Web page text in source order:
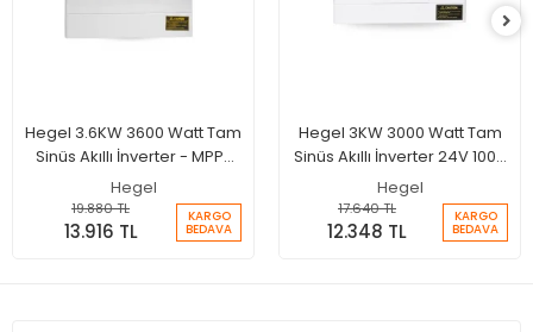
Hegel 3.6KW 3600 Watt Tam
Sinüs Akıllı İnverter - MPPT
24 Volt 100A Şarjlı İnverter
Hegel
19.880 TL
13.916 TL
KARGO
BEDAVA
Hegel 3KW 3000 Watt Tam
Sinüs Akıllı İnverter 24V 100A
MPPT Şarjlı İnverter
Hegel
17.640 TL
12.348 TL
KARGO
BEDAVA